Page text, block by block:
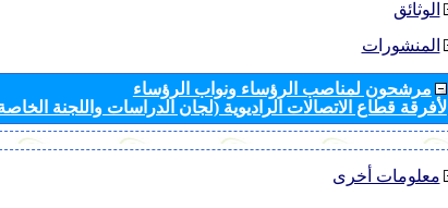
الوثائق
المنشورات
مرشحون لمناصب الرؤساء ونواب الرؤساء
لأفرقة قطاع الاتصالات الراديوية (لجان الدراسات واللجنة
معلومات أخرى